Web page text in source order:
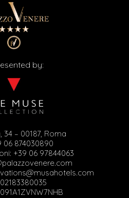
by:
34 – 00187, Roma
06 874030890
+39 06 97844063
02183380035